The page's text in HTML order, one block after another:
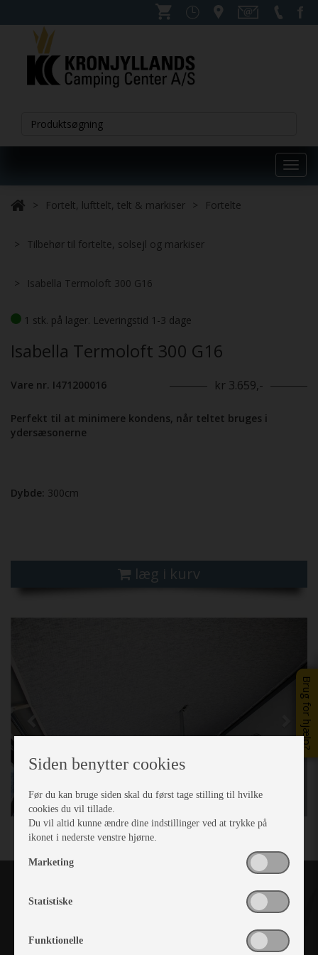
Brug for hjælp?
Fortelt, lufttelt, telt & markiser Fortelte
Tilbehør til fortelte, solsejl og markiser
Isabella Termoloft 300 G16
1 stk. på lager. Leveringstid 1-3 dage
Isabella Termoloft 300 G16
Vare nr. I471200016 kr 3.659,-
Perfekt til at minimere kondens, når teltet bruges i
ydersæsonerne
Dybde: 300cm
læg i kurv
Next
Siden benytter cookies
Før du kan bruge siden skal du først tage stilling til hvilke
cookies du vil tillade.
Du vil altid kunne ændre dine indstillinger ved at trykke på
ikonet i nederste venstre hjørne.
Marketing
Statistiske
Funktionelle